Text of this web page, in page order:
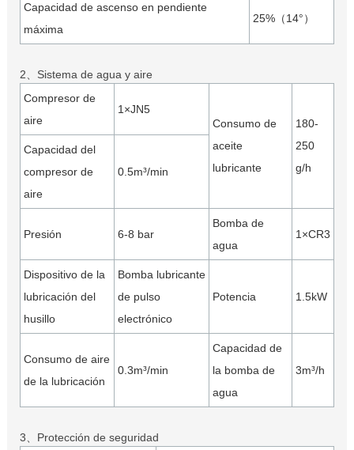
Capacidad de ascenso en pendiente
máxima
25%（14°）
2、Sistema de agua y aire
Compresor de
aire
1×JN5
Consumo de
aceite
lubricante
180-
250
g/h
Capacidad del
compresor de
aire
0.5m³/min
Presión 6-8 bar
Bomba de
agua
1×CR3
Dispositivo de la
lubricación del
husillo
Bomba lubricante
de pulso
electrónico
Potencia 1.5kW
Consumo de aire
de la lubricación
0.3m³/min
Capacidad de
la bomba de
agua
3m³/h
3、Protección de seguridad